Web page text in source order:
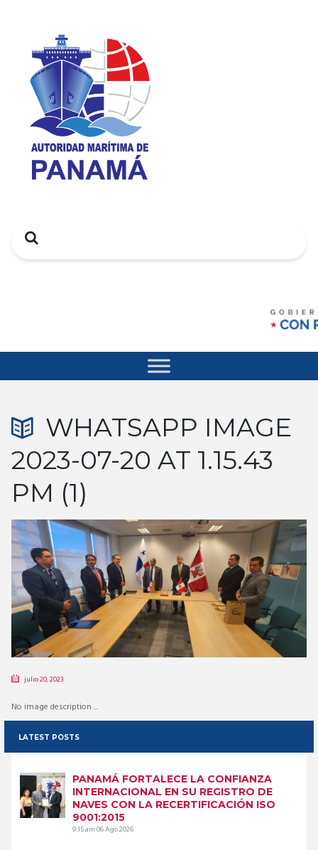
Search
WHATSAPP IMAGE
2023-07-20 AT 1.15.43
PM (1)
julio 20, 2023
No image description ...
LATEST POSTS
PANAMÁ FORTALECE LA CONFIANZA
INTERNACIONAL EN SU REGISTRO DE
NAVES CON LA RECERTIFICACIÓN ISO
9001:2015
9:15 am06 Ago 2026